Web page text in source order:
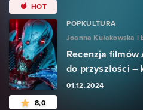
HOT
8,0
POPKULTURA
Joanna Kułakowska i
Recenzja
do przyszłości –
01.12.2024